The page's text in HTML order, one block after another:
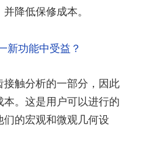
降低保修成本。
新功能中受益？
接触分析的一部分，因此
。这是用户可以进行的
的宏观和微观几何设